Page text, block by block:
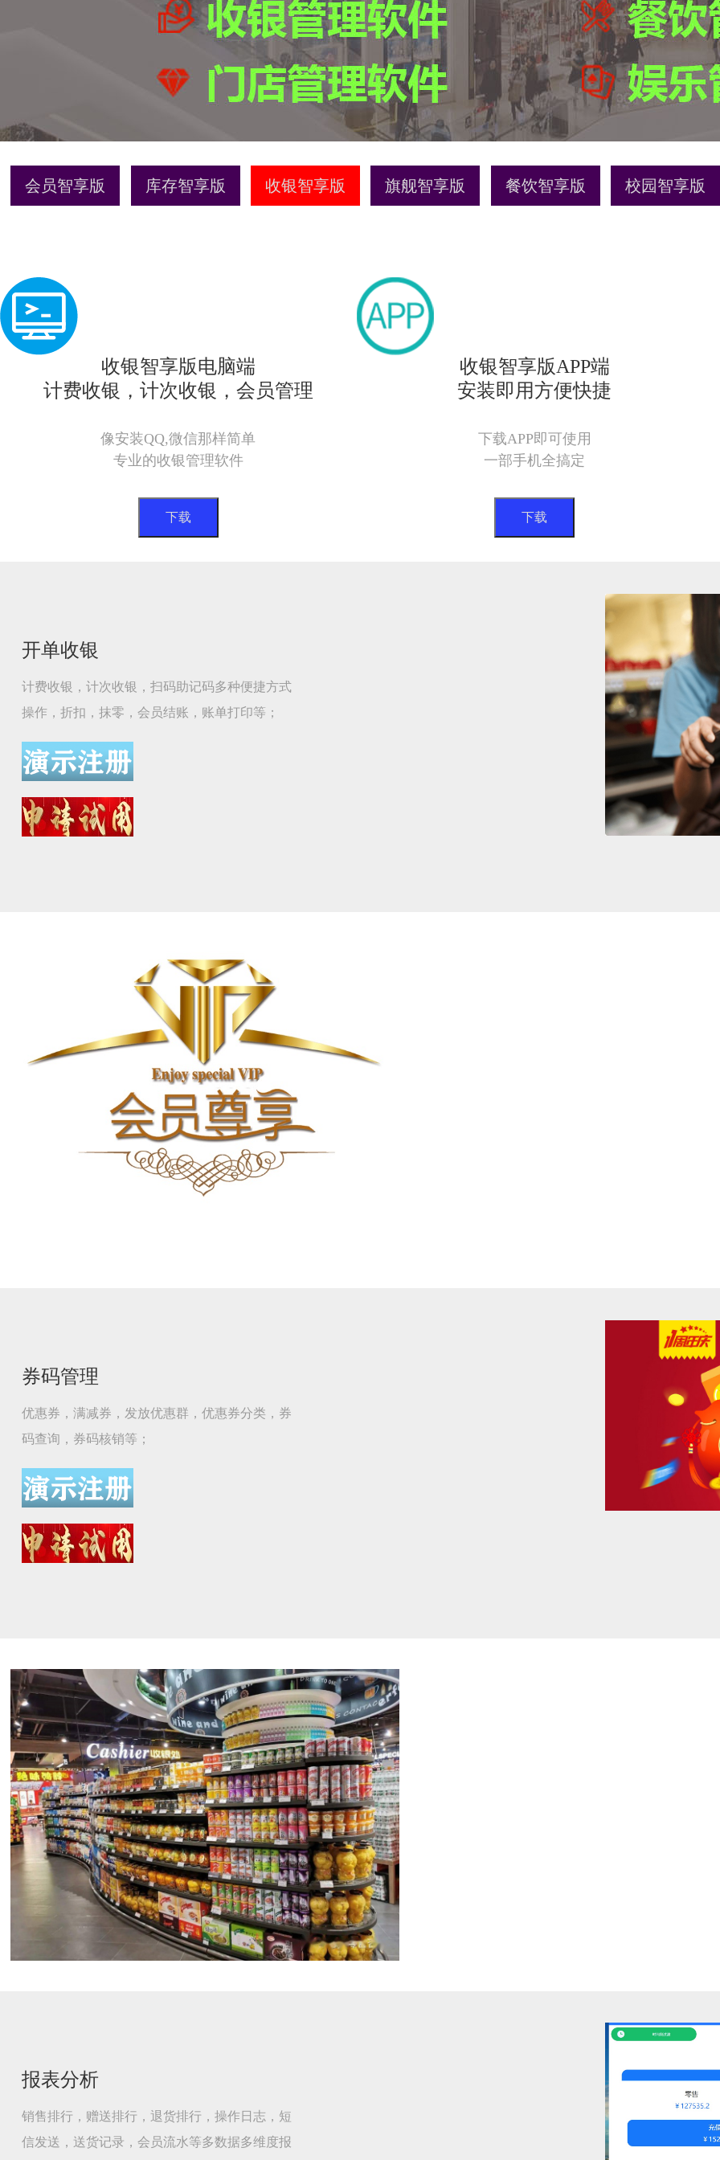
会员智享版 库存智享版 收银智享版 旗舰智享版 餐饮智享版 校园智享版
收银智享版电脑端
计费收银，计次收银，会员管理
像安装QQ,微信那样简单
专业的收银管理软件
下载
收银智享版APP端
安装即用方便快捷
下载APP即可使用
一部手机全搞定
下载
开单收银
计费收银，计次收银，扫码助记码多种便捷方式
操作，折扣，抹零，会员结账，账单打印等；
券码管理
优惠券，满减券，发放优惠群，优惠券分类，券
码查询，券码核销等；
报表分析
销售排行，赠送排行，退货排行，操作日志，短
信发送，送货记录，会员流水等多数据多维度报